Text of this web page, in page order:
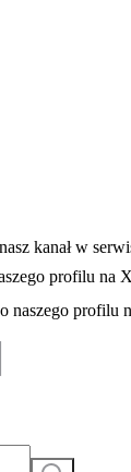
karcie
się w nowej karcie
kanał w
profilu na
się w nowej karcie
naszego profilu
Szukaj